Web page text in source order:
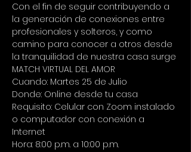
Con el fin de seguir contribuyendo a
la generación de conexiones entre
profesionales y solteros, y como
camino para conocer a otros desde
la tranquilidad de nuestra casa surge
MATCH VIRTUAL DEL AMOR
Cuando: Martes 25 de Julio
Donde: Online desde tu casa
Requisito: Celular con Zoom instalado
o computador con conexión a
Internet
Hora: 8:00 p.m. a 10:00 p.m.